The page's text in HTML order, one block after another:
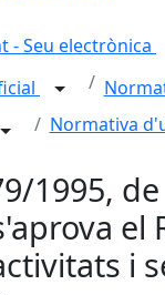
- Seu electrònica
Normativa
1995,
el
i